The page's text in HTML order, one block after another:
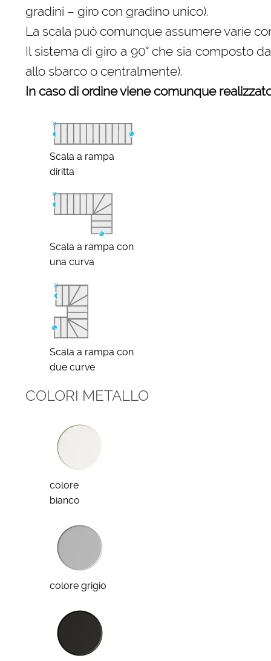
gradini – giro con gradino unico).
La scala può comunque assumere varie
Il sistema di giro a 90° che sia composto
allo sbarco o centralmente).
In caso di ordine viene comunque
Scala a rampa
diritta
Scala a rampa con
una curva
Scala a rampa con
due curve
COLORI METALLO
colore
bianco
colore grigio